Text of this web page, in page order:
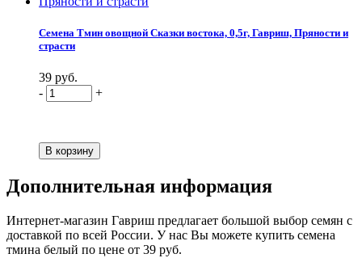
Семена Тмин овощной Сказки востока, 0,5г, Гавриш, Пряности и
страсти
39 руб.
-
+
Дополнительная информация
Интернет-магазин Гавриш предлагает большой выбор семян с
доставкой по всей России. У нас Вы можете купить семена
тмина белый по цене от 39 руб.